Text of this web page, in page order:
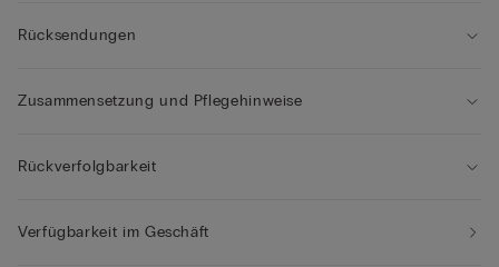
Rücksendungen
Zusammensetzung und Pflegehinweise
Rückverfolgbarkeit
Verfügbarkeit im Geschäft